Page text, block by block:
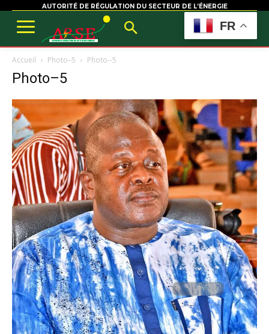
AUTORITÉ DE RÉGULATION DU SECTEUR DE L’ÉNERGIE
Accueil Photo–5 Photo--5
Photo–5
FR